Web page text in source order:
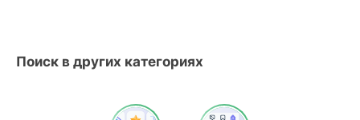
Поиск в других категориях